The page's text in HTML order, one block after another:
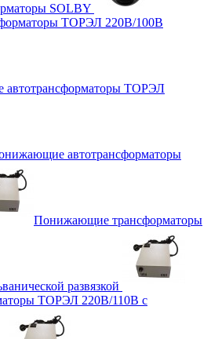
SOLBY
ТОРЭЛ 220В/100В
ТОРЭЛ
автотрансформаторы
Понижающие трансформаторы
развязкой
ТОРЭЛ 220В/110В с